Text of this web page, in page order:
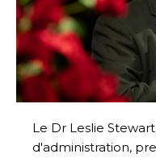
Le Dr Leslie
d'administration,